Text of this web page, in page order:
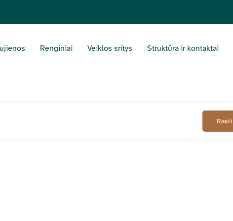
Renginiai Veiklos sritys Struktūra ir kontaktai